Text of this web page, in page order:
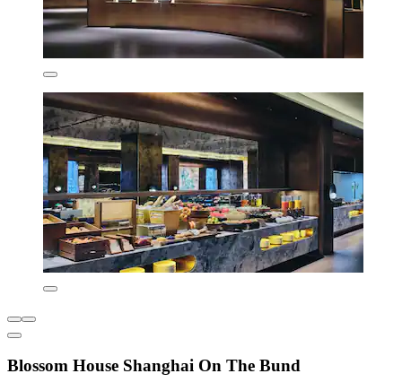
Blossom House Shanghai On The Bund